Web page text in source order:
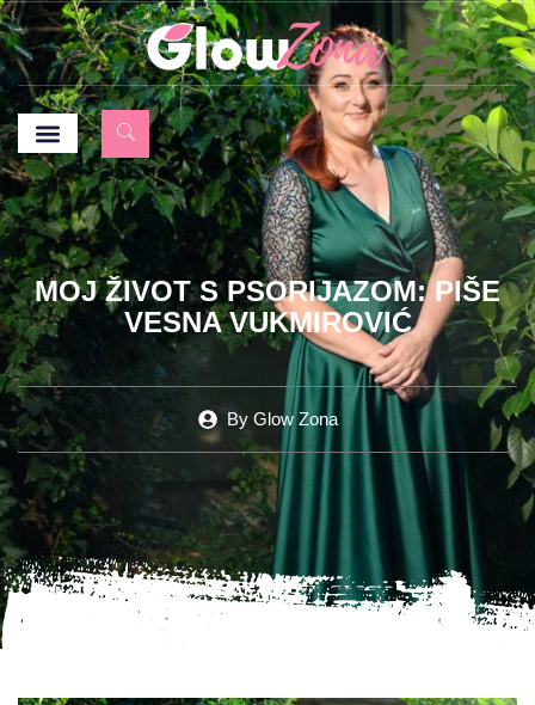
MOJ ŽIVOT S PSORIJAZOM: PIŠE
VESNA VUKMIROVIĆ
ByGlow Zona